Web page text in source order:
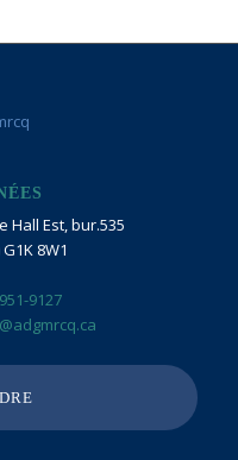
Hall Est, bur.535
8W1
9127